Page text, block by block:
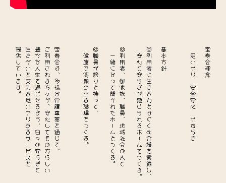
障害者福祉
お問合せ